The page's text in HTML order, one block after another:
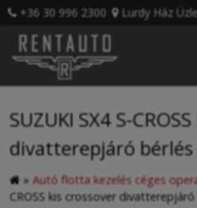
+36 30 996 2300 Lurdy Ház
SUZUKI SX4 S-
divatterepjáró bérlés
» Autó flotta kezelés céges
CROSS kis crossover